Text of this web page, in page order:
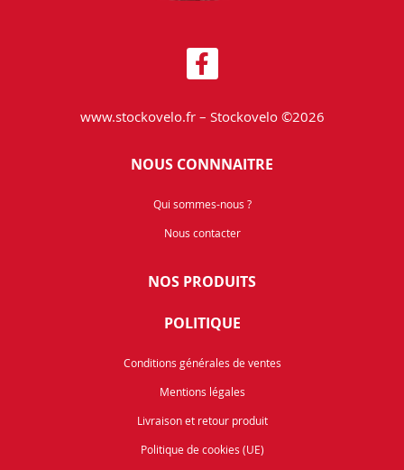
www.stockovelo.fr – Stockovelo ©2026
NOUS CONNNAITRE
Qui sommes-nous ?
Nous contacter
NOS PRODUITS
POLITIQUE
Conditions générales de ventes
Mentions légales
Livraison et retour produit
Politique de cookies (UE)